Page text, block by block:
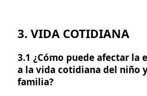
3. VIDA COTIDIANA
3.1 ¿Cómo puede afectar la
a la vida cotidiana del niño
familia?